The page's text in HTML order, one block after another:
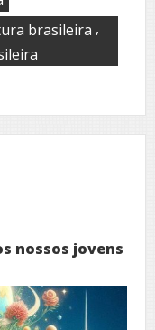
brasileira ,
nossos jovens